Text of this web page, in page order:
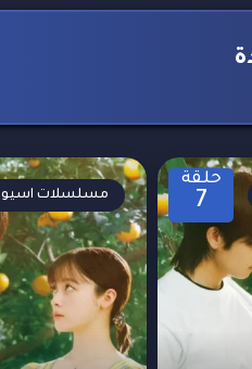
حلقة
7 مسلسلات